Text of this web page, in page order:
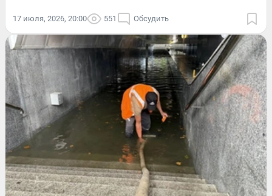
17 июля, 2026, 20:00 551 Обсудить